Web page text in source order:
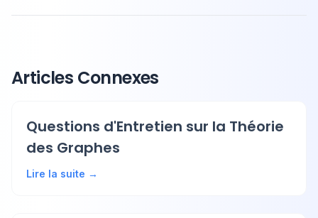
Articles Connexes
Questions d'Entretien sur la Théorie
des Graphes
Lire la suite →